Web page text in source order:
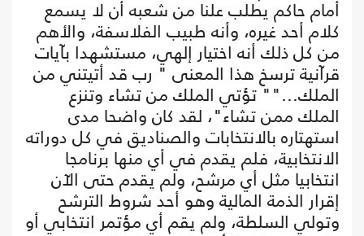
أمام حاكم يطلب علنا من شعبه أن لا يسمع
كلام أحد غيره، وأنه طبيب الفلاسفة، والأهم
من كل ذلك أنه اختيار إلهي، مستشهدا بآيات
قرآنية ترسخ هذا المعنى " رب قد أتيتني من
الملك..."" تؤتي الملك من تشاء وتنزع
الملك ممن تشاء"، لقد كان واضحا مدى
استهتاره بالانتخابات والصناديق في كل دوراته
الانتخابية، فلم يقدم في أي منها برنامجا
انتخابيا مثل أي مرشح، ولم يقدم حتى الآن
إقرار الذمة المالية وهو أحد شروط الترشح
وتولي السلطة، ولم يقم أي مؤتمر انتخابي أو